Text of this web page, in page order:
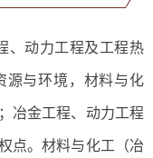
、动力工程及工程热
源与环境 ，材料与化
冶金工程、动力工程
点。材料与化工（冶